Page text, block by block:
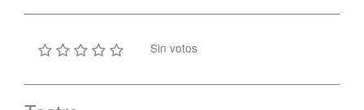
Sin votos